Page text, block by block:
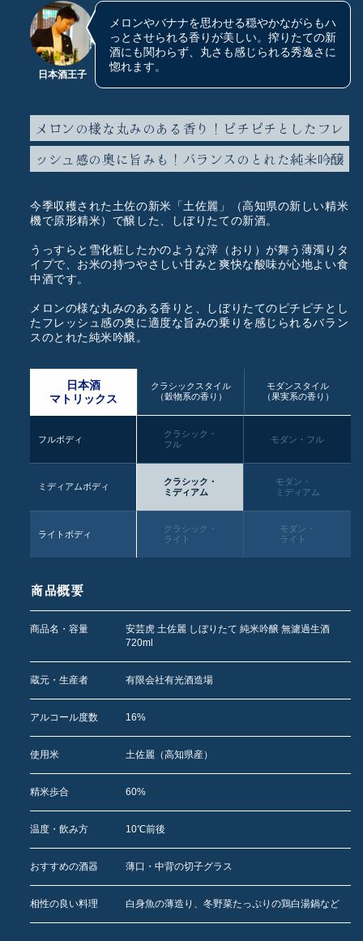
日本酒王子
メロンやバナナを思わせる穏やかながらもハ
っとさせられる香りが美しい。搾りたての新
酒にも関わらず、丸さも感じられる秀逸さに
惚れます。
メロンの様な丸みのある香り！ピチピチとしたフレ
ッシュ感の奥に旨みも！バランスのとれた純米吟醸
今季収穫された土佐の新米「土佐麗」（高知県の新しい精米
機で原形精米）で醸した、しぼりたての新酒。
うっすらと雪化粧したかのような滓（おり）が舞う薄濁りタ
イプで、お米の持つやさしい甘みと爽快な酸味が心地よい食
中酒です。
メロンの様な丸みのある香りと、しぼりたてのピチピチとし
たフレッシュ感の奥に適度な旨みの乗りを感じられるバラン
スのとれた純米吟醸。
日本酒
マトリックス
クラシックスタイル
（穀物系の香り）
モダンスタイル
（果実系の香り）
フルボディ
クラシック・
フル
モダン・フル
ミディアムボディ
クラシック・
ミディアム
モダン・
ミディアム
ライトボディ
クラシック・
ライト
モダン・
ライト
商品概要
商品名・容量
安芸虎 土佐麗 しぼりたて 純米吟醸 無濾過生酒
720ml
蔵元・生産者 有限会社有光酒造場
アルコール度数 16%
使用米 土佐麗（高知県産）
精米歩合 60%
温度・飲み方 10℃前後
おすすめの酒器 薄口・中背の切子グラス
相性の良い料理 白身魚の薄造り、冬野菜たっぷりの鶏白湯鍋など